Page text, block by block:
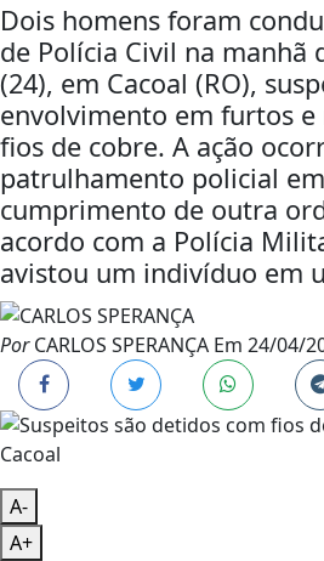
Dois homens foram
de Polícia Civil na manhã
(24), em Cacoal (RO),
envolvimento em furtos e
fios de cobre. A ação
patrulhamento policial
cumprimento de outra
acordo com a Polícia
avistou um indivíduo em
PorCARLOS SPERANÇA Em 24/04/
A-
A+